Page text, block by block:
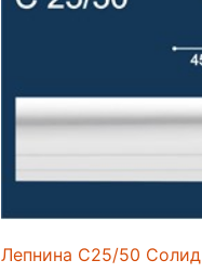
Лепнина C25/50 Солид